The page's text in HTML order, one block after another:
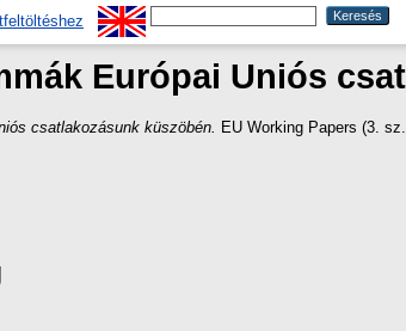
Európai Uniós
csatlakozásunk küszöbén. EU Working Papers (3.